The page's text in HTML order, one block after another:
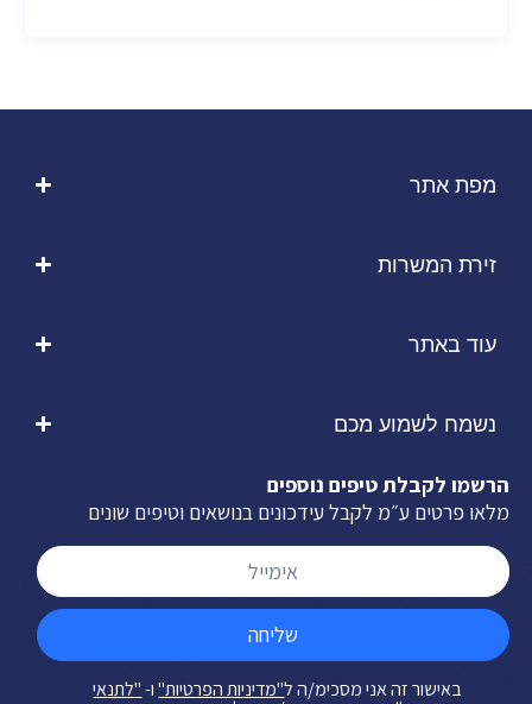
מפת אתר
זירת המשרות
עוד באתר
נשמח לשמוע מכם
הרשמו לקבלת טיפים נוספים
מלאו פרטים ע״מ לקבל עידכונים בנושאים וטיפים שונים
באישור זה אני מסכימ/ה ל"מדיניות הפרטיות"ו-"לתנאי
שליחה